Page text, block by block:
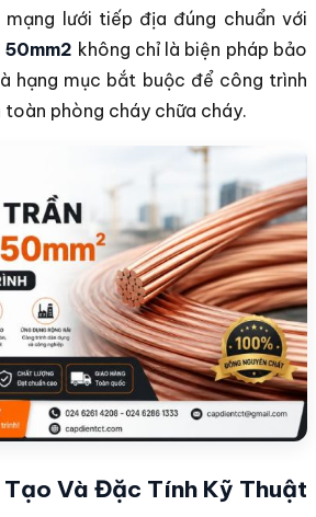
lưới tiếp địa đúng chuẩn với
không chỉ là biện pháp bảo
hạng mục bắt buộc để công trình
phòng cháy chữa cháy.
Tạo Và Đặc Tính Kỹ Thuật